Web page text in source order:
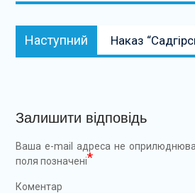
Наступний Наступний:
Наказ
Залишити відповідь
Ваша e-mail адреса не
поля позначені*
Коментар